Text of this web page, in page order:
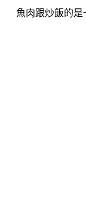
魚肉跟炒飯的是